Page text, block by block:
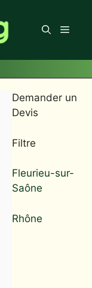
Menu
Demander un
Devis
Filtre
Fleurieu-sur-
Saône
Rhône